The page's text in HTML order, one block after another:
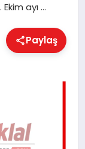
ayı …
Paylaş